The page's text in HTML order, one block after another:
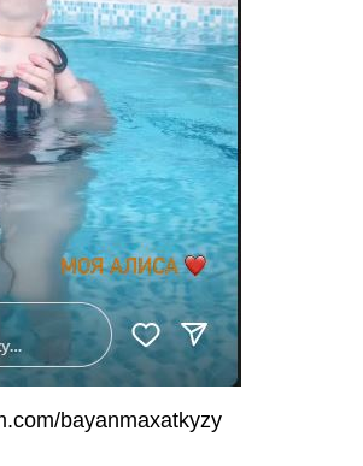
bayanmaxatkyzy